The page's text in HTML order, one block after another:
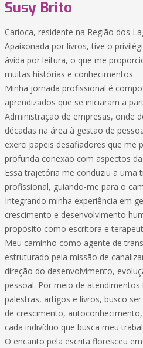
Susy Brito
Carioca, residente na Região dos
Apaixonada por livros, tive o
ávida por leitura, o que me
muitas histórias e conhecimentos.
Minha jornada profissional é
aprendizados que se iniciaram a
Administração de empresas, onde
décadas na área à gestão de
exerci papeis desafiadores que me
profunda conexão com aspectos
Essa trajetória me conduziu a uma
profissional, guiando-me para o
Integrando minha experiência em
crescimento e desenvolvimento
propósito como escritora e
Meu caminho como agente de
estruturado pela missão de
direção do desenvolvimento,
pessoal. Por meio de
palestras, artigos e livros, busco
de crescimento,
cada indivíduo que busca meu
O encanto pela escrita floresceu